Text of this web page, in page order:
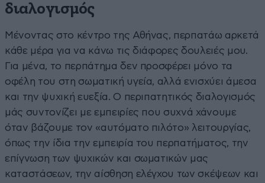
διαλογισμός
Μένοντας στο κέντρο της Αθήνας, περπατάω αρκετά
κάθε μέρα για να κάνω τις διάφορες δουλειές μου.
Για μένα, το περπάτημα δεν προσφέρει μόνο τα
οφέλη του στη σωματική υγεία, αλλά ενισχύει άμεσα
και την ψυχική ευεξία. Ο περιπατητικός διαλογισμός
μάς συντονίζει με εμπειρίες που συχνά χάνουμε
όταν βάζουμε τον «αυτόματο πιλότο» λειτουργίας,
όπως την ίδια την εμπειρία του περπατήματος, την
επίγνωση των ψυχικών και σωματικών μας
καταστάσεων, την αίσθηση ελέγχου των σκέψεων και